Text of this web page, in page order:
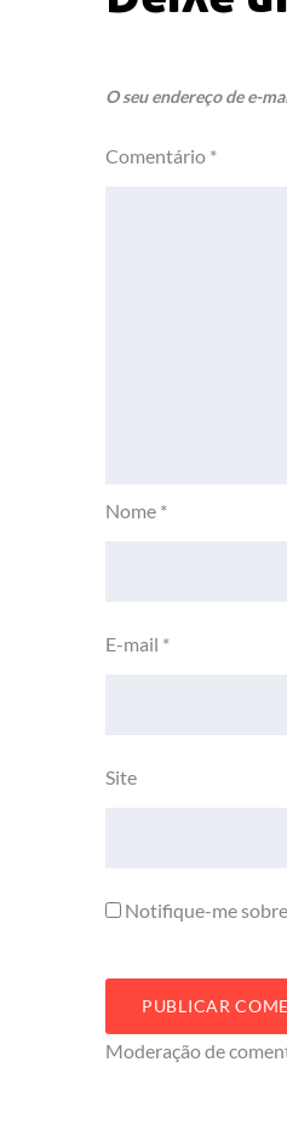
O seu endereço de e-
Comentário *
Nome *
E-mail *
Site
Notifique-me
Moderação de